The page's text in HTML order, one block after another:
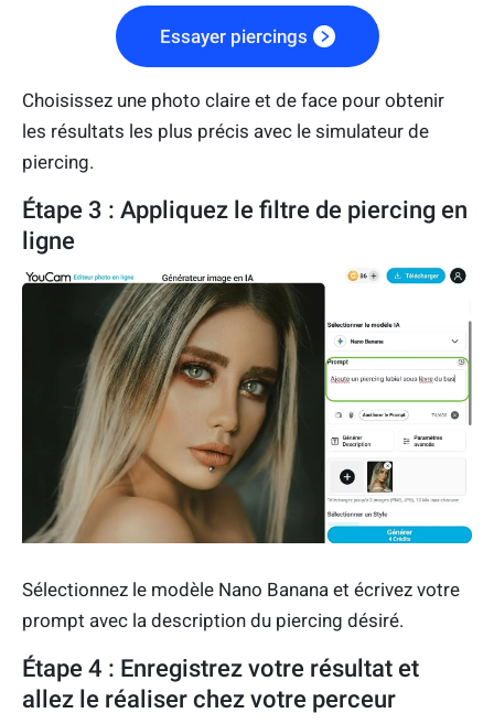
Essayer piercings
Choisissez une photo claire et de face pour obtenir
les résultats les plus précis avec le simulateur de
piercing.
Étape 3 : Appliquez le filtre de piercing en
ligne
Sélectionnez le modèle Nano Banana et écrivez votre
prompt avec la description du piercing désiré.
Étape 4 : Enregistrez votre résultat et
allez le réaliser chez votre perceur